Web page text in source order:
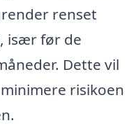
renset
især før de
Dette vil
risikoen